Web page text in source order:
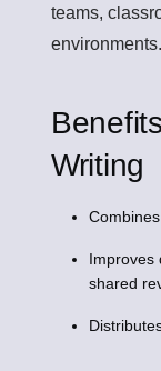
teams,
environments.
Writing
Improves
shared